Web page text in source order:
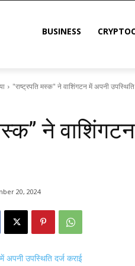
BUSINESS
"राष्ट्रपति मस्क" ने वाशिंगटन में अपनी उपस्थिति
ने
20, 2024